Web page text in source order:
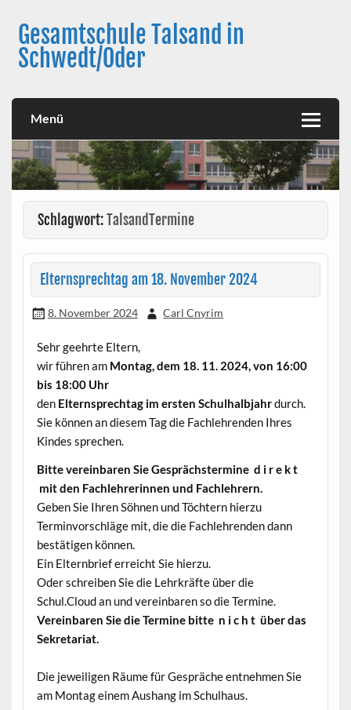
contentGesamtschule Talsand in
Schwedt/Oder
Menü
Schlagwort:TalsandTermine
Elternsprechtag am 18. November 2024
8. November 2024 Carl Cnyrim
Sehr geehrte Eltern,
wir führen am Montag, dem 18. 11. 2024, von 16:00
bis 18:00 Uhr
den Elternsprechtag im ersten Schulhalbjahrdurch.
Sie können an diesem Tag die Fachlehrenden Ihres
Kindes sprechen.
Bitte vereinbaren Sie Gesprächstermine d i r e k t
mit den Fachlehrerinnen und Fachlehrern.
Geben Sie Ihren Söhnen und Töchtern hierzu
Terminvorschläge mit, die die Fachlehrenden dann
bestätigen können.
Ein Elternbrief erreicht Sie hierzu.
Oder schreiben Sie die Lehrkräfte über die
Schul.Cloud an und vereinbaren so die Termine.
Vereinbaren Sie die Termine bitte n i c h t über das
Sekretariat.
Die jeweiligen Räume für Gespräche entnehmen Sie
am Montag einem Aushang im Schulhaus.